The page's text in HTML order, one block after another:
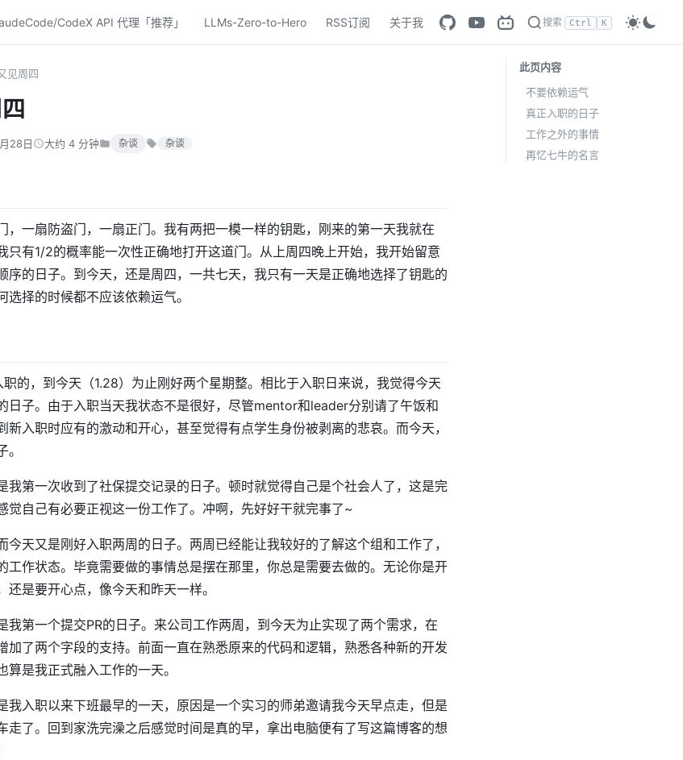
CodeX API 代理「推荐」 LLMs-Zero-to-Hero RSS订阅 关于我 搜索 Ctrl K
见周四
28日 大约 4 分钟 杂谈 杂谈
，一扇防盗门，一扇正门。我有两把一模一样的钥匙，刚来的第一天我就在
只有1/2的概率能一次性正确地打开这道门。从上周四晚上开始，我开始留意
序的日子。到今天，还是周四，一共七天，我只有一天是正确地选择了钥匙的
择的时候都不应该依赖运气。
职的，到今天（1.28）为止刚好两个星期整。相比于入职日来说，我觉得今天
日子。由于入职当天我状态不是很好，尽管mentor和leader分别请了午饭和
新入职时应有的激动和开心，甚至觉得有点学生身份被剥离的悲哀。而今天，
我第一次收到了社保提交记录的日子。顿时就觉得自己是个社会人了，这是完
觉自己有必要正视这一份工作了。冲啊，先好好干就完事了~
今天又是刚好入职两周的日子。两周已经能让我较好的了解这个组和工作了，
工作状态。毕竟需要做的事情总是摆在那里，你总是需要去做的。无论你是开
是要开心点，像今天和昨天一样。
我第一个提交PR的日子。来公司工作两周，到今天为止实现了两个需求，在
加了两个字段的支持。前面一直在熟悉原来的代码和逻辑，熟悉各种新的开发
是我正式融入工作的一天。
我入职以来下班最早的一天，原因是一个实习的师弟邀请我今天早点走，但是
走了。回到家洗完澡之后感觉时间是真的早，拿出电脑便有了写这篇博客的想
此页内容
不要依赖运气
真正入职的日子
工作之外的事情
再忆七牛的名言